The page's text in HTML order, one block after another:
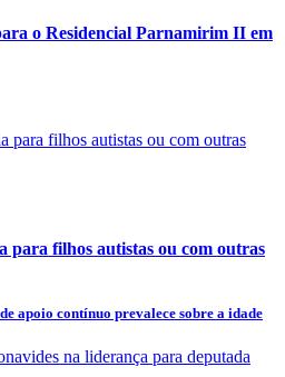
o Residencial Parnamirim II em
para filhos autistas ou com outras
apoio contínuo prevalece sobre a idade